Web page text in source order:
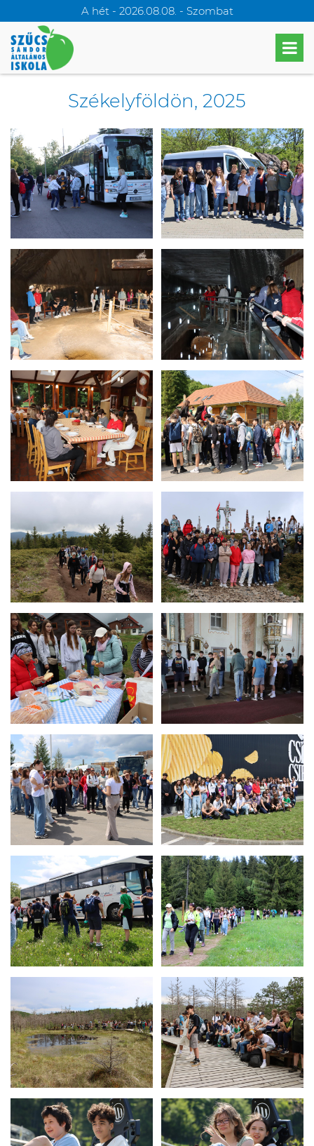
A hét - 2026.08.08. - Szombat
Székelyföldön, 2025